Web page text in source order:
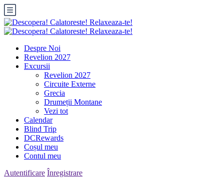
Despre Noi
Revelion 2027
Excursii
Revelion 2027
Circuite Externe
Grecia
Drumeții Montane
Vezi tot
Calendar
Blind Trip
DCRewards
Coșul meu
Contul meu
Autentificare Înregistrare